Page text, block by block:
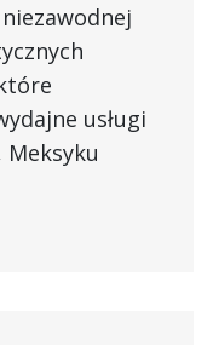
usługi
Meksyku